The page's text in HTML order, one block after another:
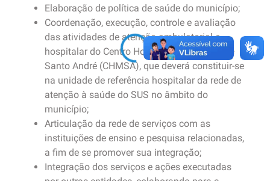
Elaboração de política de saúde do município;
Coordenação, execução, controle e avaliação
das atividades de atenção ambulatorial e
hospitalar do Centro Hospitalar Municipal de
Santo André (CHMSA), que deverá constituir-se
na unidade de referência hospitalar da rede de
atenção à saúde do SUS no âmbito do
município;
Articulação da rede de serviços com as
instituições de ensino e pesquisa relacionadas,
a fim de se promover sua integração;
Integração dos serviços e ações executadas